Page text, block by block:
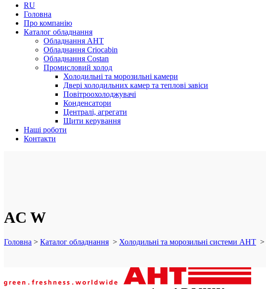
RU
Головна
Про компанію
Каталог обладнання
Обладнання AHT
Обладнання Criocabin
Обладнання Costan
Промисловий холод
Холодильні та морозильні камери
Двері холодильних камер та теплові завіси
Повітроохолоджувачі
Конденсатори
Централі, агрегати
Щити керування
Наші роботи
Контакти
AC W
Головна > Каталог обладнання > Холодильні та морозильні системи AHT >